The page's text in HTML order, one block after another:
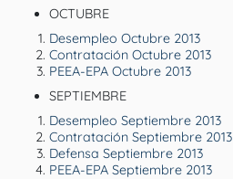
OCTUBRE
Desempleo Octubre 2013
Contratación Octubre 2013
PEEA-EPA Octubre 2013
SEPTIEMBRE
Desempleo Septiembre 2013
Contratación Septiembre 2013
Defensa Septiembre 2013
PEEA-EPA Septiembre 2013